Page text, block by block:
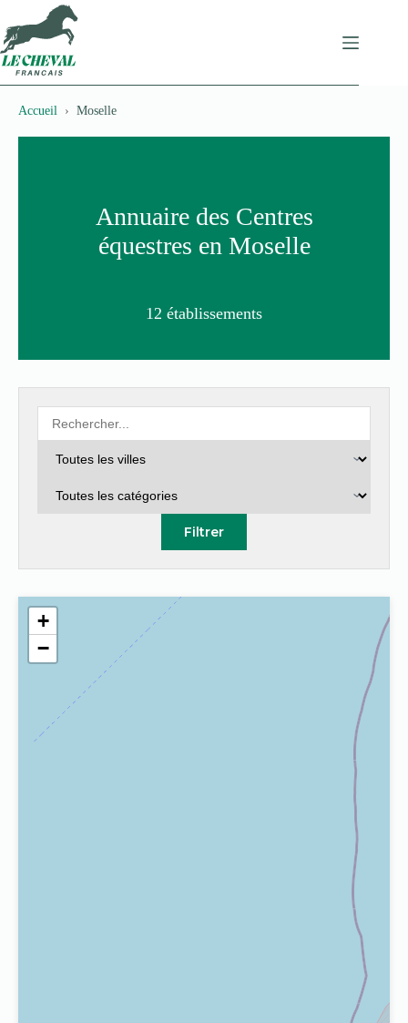
au
contenu
Accueil Moselle
Annuaire des Centres
équestres en Moselle
12 établissements
Filtrer
+
−